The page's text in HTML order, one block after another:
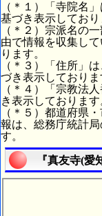
（＊１）「寺院名
基づき表示しており
（＊２）宗派名の
由で情報を収集し
ります。
（＊３）「住所」
づき表示しておりま
（＊４）「宗教法
き表示しております
（＊５）都道府県
報は、総務庁統計
す。
『真友寺(